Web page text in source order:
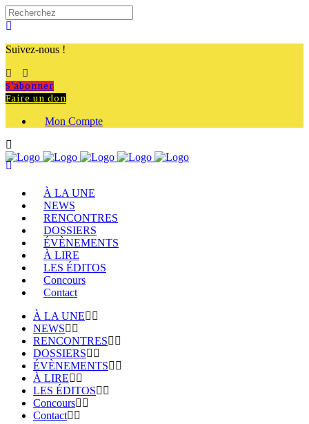
Suivez-nous !
S'abonner
Faire un don
Mon Compte
À LA UNE
NEWS
RENCONTRES
DOSSIERS
ÉVÈNEMENTS
À LIRE
LES ÉDITOS
Concours
Contact
À LA UNE
NEWS
RENCONTRES
DOSSIERS
ÉVÈNEMENTS
À LIRE
LES ÉDITOS
Concours
Contact